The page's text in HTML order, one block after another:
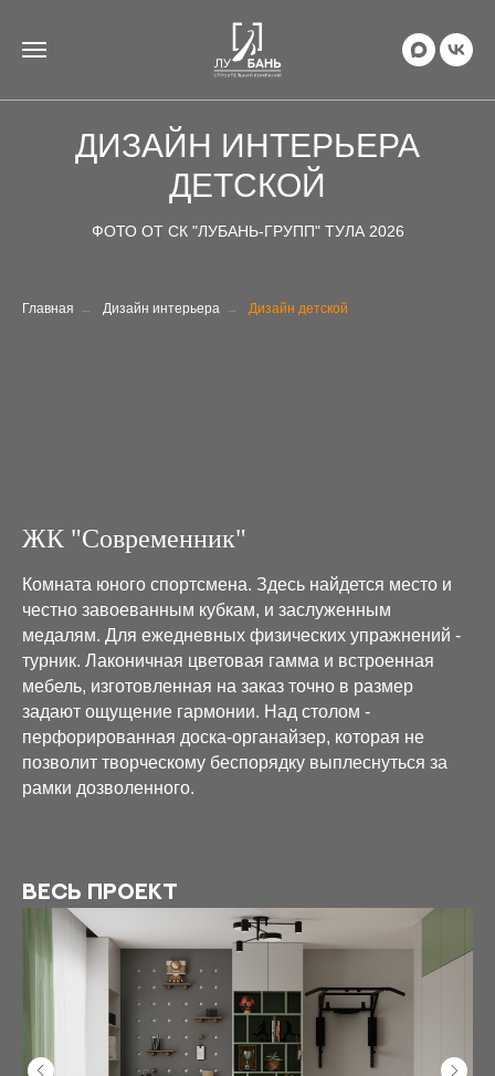
ДИЗАЙН ИНТЕРЬЕРА
ДЕТСКОЙ
ФОТО ОТ СК "ЛУБАНЬ-ГРУПП" ТУЛА 2026
Главная → Дизайн интерьера → Дизайн детской
ЖК "Современник"
Комната юного спортсмена. Здесь найдется место и
честно завоеванным кубкам, и заслуженным
медалям. Для ежедневных физических упражнений -
турник. Лаконичная цветовая гамма и встроенная
мебель, изготовленная на заказ точно в размер
задают ощущение гармонии. Над столом -
перфорированная доска-органайзер, которая не
позволит творческому беспорядку выплеснуться за
рамки дозволенного.
Весь проект